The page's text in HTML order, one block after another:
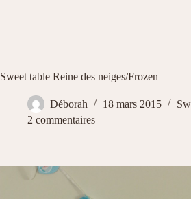
Sweet table Reine des neiges/Frozen
Déborah 18 mars 2015
2 commentaires